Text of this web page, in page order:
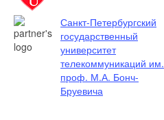
Санкт-Петербургский
государственный
университет
телекоммуникаций им.
проф. М.А. Бонч-
Бруевича